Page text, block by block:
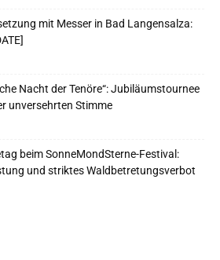
mit Messer in Bad Langensalza:
Nacht der Tenöre“: Jubiläumstournee
unversehrten Stimme
beim SonneMondSterne-Festival:
und striktes Waldbetretungsverbot